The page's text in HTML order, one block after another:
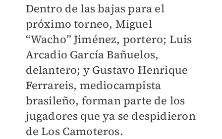
Dentro de las bajas para el
próximo torneo, Miguel
“Wacho” Jiménez, portero; Luis
Arcadio García Bañuelos,
delantero; y Gustavo Henrique
Ferrareis, mediocampista
brasileño, forman parte de los
jugadores que ya se despidieron
de Los Camoteros.